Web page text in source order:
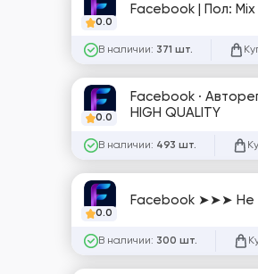
0.0
Facebook |
В наличии: 371 шт.
0.0
Facebook ·
HIGH QUALITY
В наличии: 493 шт.
0.0
Facebook ➤➤➤ Не
В наличии: 300 шт.